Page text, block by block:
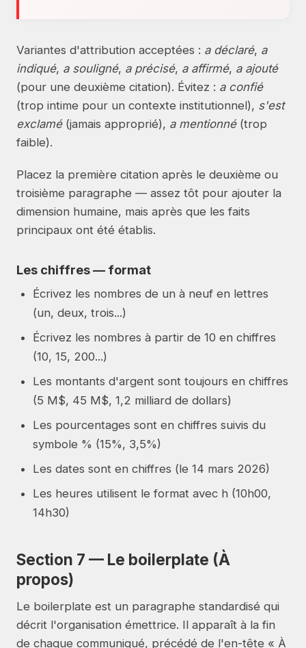
Variantes d'attribution acceptées : a déclaré, a
indiqué, a souligné, a précisé, a affirmé, a ajouté
(pour une deuxième citation). Évitez : a confié
(trop intime pour un contexte institutionnel), s'est
exclamé(jamais approprié), a mentionné(trop
faible).
Placez la première citation après le deuxième ou
troisième paragraphe — assez tôt pour ajouter la
dimension humaine, mais après que les faits
principaux ont été établis.
Les chiffres — format
Écrivez les nombres de un à neuf en lettres
(un, deux, trois...)
Écrivez les nombres à partir de 10 en chiffres
(10, 15, 200...)
Les montants d'argent sont toujours en chiffres
(5 M$, 45 M$, 1,2 milliard de dollars)
Les pourcentages sont en chiffres suivis du
symbole % (15%, 3,5%)
Les dates sont en chiffres (le 14 mars 2026)
Les heures utilisent le format avec h (10h00,
14h30)
Section 7 — Le boilerplate (À
propos)
Le boilerplate est un paragraphe standardisé qui
décrit l'organisation émettrice. Il apparaît à la fin
de chaque communiqué, précédé de l'en-tête « À